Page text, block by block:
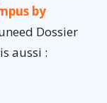
by
Dossier
aussi :